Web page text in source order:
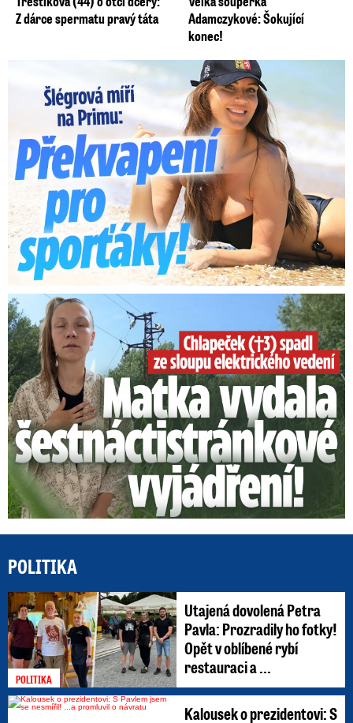
Z dárce spermatu pravý táta
Adamczykové: Šokující
konec!
Lucie Šlégrová míří na Primu. Překvapení pro sporťáky!
Smrtelný pád chlapce: Matka vydala vyjádření na 16 stran
POLITIKA
POLITIKA
Utajená dovolená Petra
Pavla: Prozradily ho fotky!
Opět v oblíbené rybí
restauraci a ...
Kalousek o prezidentovi: S